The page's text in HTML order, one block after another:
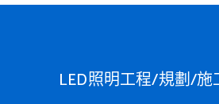
LED照明工程/規劃/施